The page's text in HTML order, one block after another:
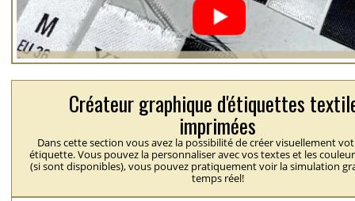
Créateur graphique d'étiquettes
imprimées
Dans cette section vous avez la possibilité de créer visuellement
étiquette. Vous pouvez la personnaliser avec vos textes et les
(si sont disponibles), vous pouvez pratiquement voir la simulation
temps réel!